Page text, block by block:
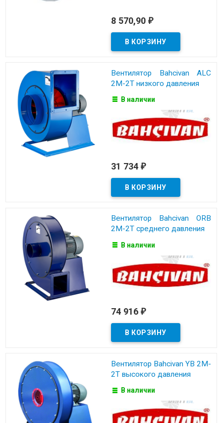
8 570,90 ₽
Вентилятор Bahcivan ALC
2M-2T низкого давления
В наличии
31 734 ₽
Вентилятор Bahcivan ORB
2M-2T среднего давления
В наличии
74 916 ₽
Вентилятор Bahcivan YB 2M-
2T высокого давления
В наличии